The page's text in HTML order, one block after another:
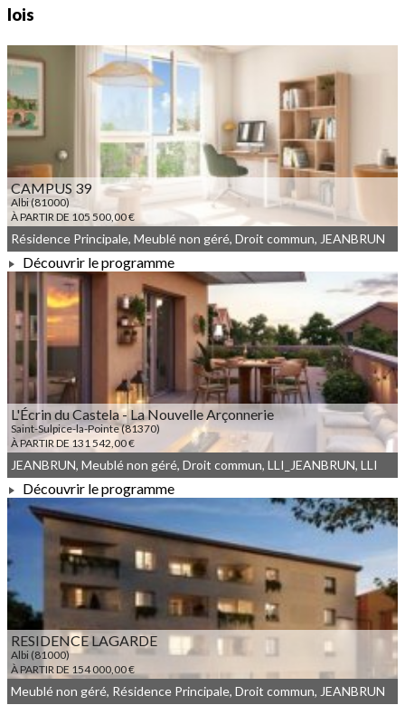
lois
CAMPUS 39
Albi (81000)
À PARTIR DE 105 500,00 €
À PARTIR DE 105 500,00 €
Résidence Principale, Meublé non géré, Droit commun, JEANBRUN
Découvrir le programme
L'Écrin du Castela - La Nouvelle Arçonnerie
Saint-Sulpice-la-Pointe (81370)
À PARTIR DE 131 542,00 €
À PARTIR DE 131 542,00 €
JEANBRUN, Meublé non géré, Droit commun, LLI_JEANBRUN, LLI
Découvrir le programme
RESIDENCE LAGARDE
Albi (81000)
À PARTIR DE 154 000,00 €
Meublé non géré, Résidence Principale, Droit commun, JEANBRUN